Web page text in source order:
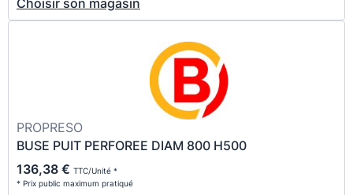
PROPRESO
BUSE PUIT PERFOREE DIAM 800 H500
136,38 € TTC/Unité *
* Prix public maximum pratiqué